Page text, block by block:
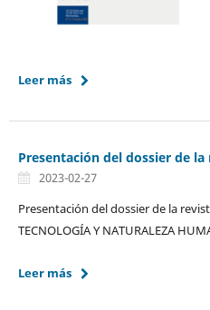
Leer más
Presentación del dossier de la
2023-02-27
Presentación del dossier de la
TECNOLOGÍA Y NATURALEZA
Leer más